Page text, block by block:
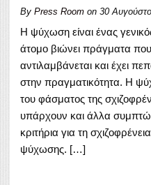
By Press Room on 30
Η ψύχωση είναι ένας
άτομο βιώνει πράγματα
αντιλαμβάνεται και έχει
στην πραγματικότητα. Η
του φάσματος της
υπάρχουν και άλλα
κριτήρια για τη
ψύχωσης. […]